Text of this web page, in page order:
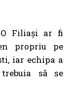
Filiași ar fi
propriu pe
iar echipa a
să se